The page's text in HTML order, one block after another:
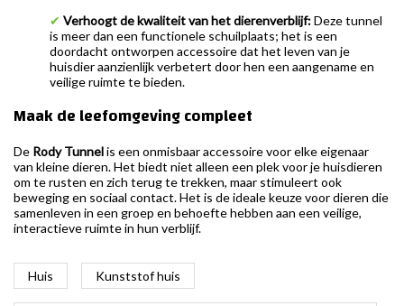
✔ Verhoogt de kwaliteit van het dierenverblijf:Deze tunnel
is meer dan een functionele schuilplaats; het is een
doordacht ontworpen accessoire dat het leven van je
huisdier aanzienlijk verbetert door hen een aangename en
veilige ruimte te bieden.
Maak de leefomgeving compleet
De Rody Tunnelis een onmisbaar accessoire voor elke eigenaar
van kleine dieren. Het biedt niet alleen een plek voor je huisdieren
om te rusten en zich terug te trekken, maar stimuleert ook
beweging en sociaal contact. Het is de ideale keuze voor dieren die
samenleven in een groep en behoefte hebben aan een veilige,
interactieve ruimte in hun verblijf.
Huis Kunststof huis